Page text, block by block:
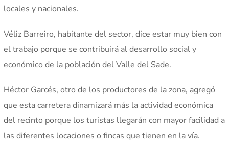
locales y nacionales.
Véliz Barreiro, habitante del sector, dice estar muy bien con
el trabajo porque se contribuirá al desarrollo social y
económico de la población del Valle del Sade.
Héctor Garcés, otro de los productores de la zona, agregó
que esta carretera dinamizará más la actividad económica
del recinto porque los turistas llegarán con mayor facilidad a
las diferentes locaciones o fincas que tienen en la vía.